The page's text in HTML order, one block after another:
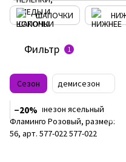
ШАПОЧКИ
Фильтр 1
Сезон демисезон
−20%